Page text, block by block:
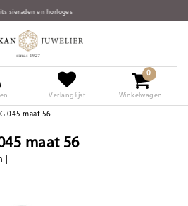
Verlanglijst
0
Winkelwagen
045 maat 56
maat 56